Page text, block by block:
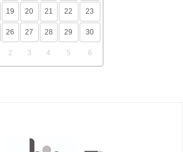
19 20 21 22 23
26 27 28 29 30
2 3 4 5 6